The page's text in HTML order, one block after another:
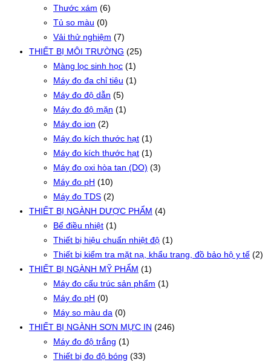
Thước xám (6)
Tủ so màu (0)
Vải thử nghiệm (7)
THIẾT BỊ MÔI TRƯỜNG (25)
Màng lọc sinh học (1)
Máy đo đa chỉ tiêu (1)
Máy đo độ dẫn (5)
Máy đo độ mặn (1)
Máy đo ion (2)
Máy đo kích thước hạt (1)
Máy đo kích thước hạt (1)
Máy đo oxi hòa tan (DO) (3)
Máy đo pH (10)
Máy đo TDS (2)
THIẾT BỊ NGÀNH DƯỢC PHẨM (4)
Bể điều nhiệt (1)
Thiết bị hiệu chuẩn nhiệt độ (1)
Thiết bị kiểm tra mặt nạ, khẩu trang, đồ bảo hộ y tế (2)
THIẾT BỊ NGÀNH MỸ PHẨM (1)
Máy đo cấu trúc sản phẩm (1)
Máy đo pH (0)
Máy so màu da (0)
THIẾT BỊ NGÀNH SƠN MỰC IN (246)
Máy đo độ trắng (1)
Thiết bị đo độ bóng (33)